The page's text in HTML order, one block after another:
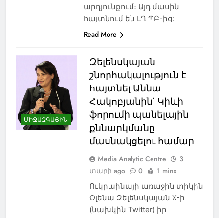
արդյունքում։ Այդ մասին
հայտնում են ԼՂ ՊԲ-ից:
Read More
ՄԻՋԱԶԳԱՅԻՆ
Զելենսկայան
շնորհակալություն է
հայտնել Աննա
Հակոբյանին՝ Կիևի
ֆորումի պանելային
քննարկմանը
մասնակցելու համար
Media Analytic Centre
3
տարի ago
0 1 mins
Ուկրաինայի առաջին տիկին
Օլենա Զելենսկայան X-ի
(նախկին Twitter) իր